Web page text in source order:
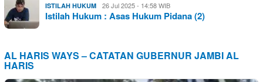
ISTILAH HUKUM 26 Jul 2025 - 14:58 WIB
Istilah Hukum : Asas Hukum Pidana (2)
AL HARIS WAYS – CATATAN GUBERNUR JAMBI AL
HARIS